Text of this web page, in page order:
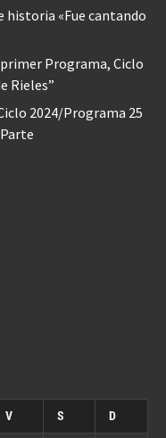
historia «Fue cantando
Programa, Ciclo
Rieles”
2024/Programa 25
Parte
V S D